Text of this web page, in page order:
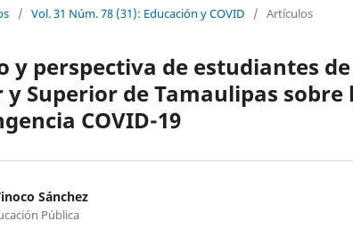
/ Vol. 31 Núm. 78 (31): Educación y COVID / Artículos
y perspectiva de estudiantes
y Superior de Tamaulipas
COVID-19
Sánchez
Pública